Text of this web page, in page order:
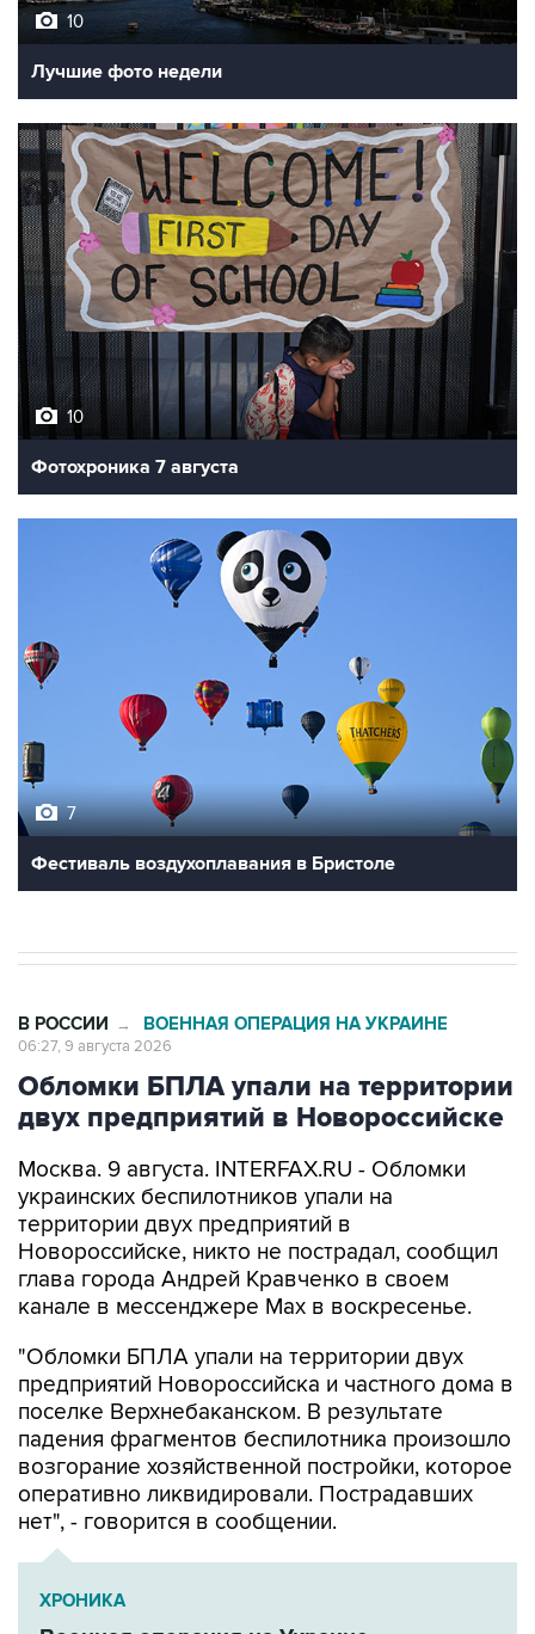
10
Лучшие фото недели
10
Фотохроника 7 августа
7
Фестиваль воздухоплавания в Бристоле
В РОССИИ → ВОЕННАЯ ОПЕРАЦИЯ НА УКРАИНЕ
06:27, 9 августа 2026
Обломки БПЛА упали на территории
двух предприятий в Новороссийске
Москва. 9 августа. INTERFAX.RU - Обломки
украинских беспилотников упали на
территории двух предприятий в
Новороссийске, никто не пострадал, сообщил
глава города Андрей Кравченко в своем
канале в мессенджере Max в воскресенье.
"Обломки БПЛА упали на территории двух
предприятий Новороссийска и частного дома в
поселке Верхнебаканском. В результате
падения фрагментов беспилотника произошло
возгорание хозяйственной постройки, которое
оперативно ликвидировали. Пострадавших
нет", - говорится в сообщении.
ХРОНИКА